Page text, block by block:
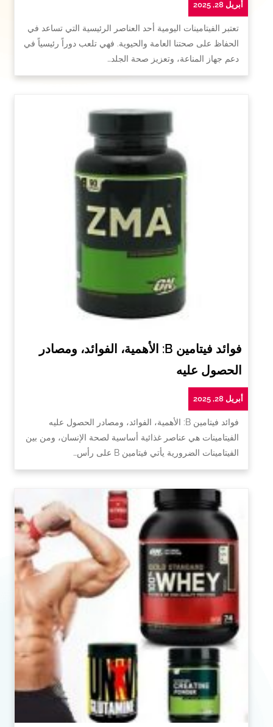
أبريل 28, 2025
تعتبر الفيتامينات اليومية أحد العناصر الرئيسية التي تساعد في
الحفاظ على صحتنا العامة والحيوية. فهي تلعب دوراً رئيسياً في
دعم جهاز المناعة، وتعزيز صحة الجلد…
فوائد فيتامين B: الأهمية، الفوائد، ومصادر
الحصول عليه
أبريل 28, 2025
فوائد فيتامين B: الأهمية، الفوائد، ومصادر الحصول عليه
الفيتامينات هي عناصر غذائية أساسية لصحة الإنسان، ومن بين
الفيتامينات الضرورية يأتي فيتامين B على رأس…